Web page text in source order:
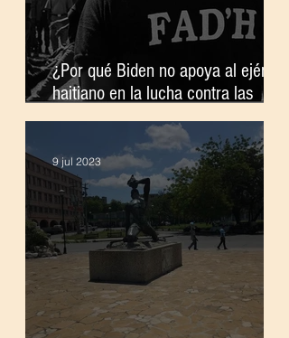
¿Por qué Biden no apoya al ejército
haitiano en la lucha contra las
pandillas?
9 jul 2023